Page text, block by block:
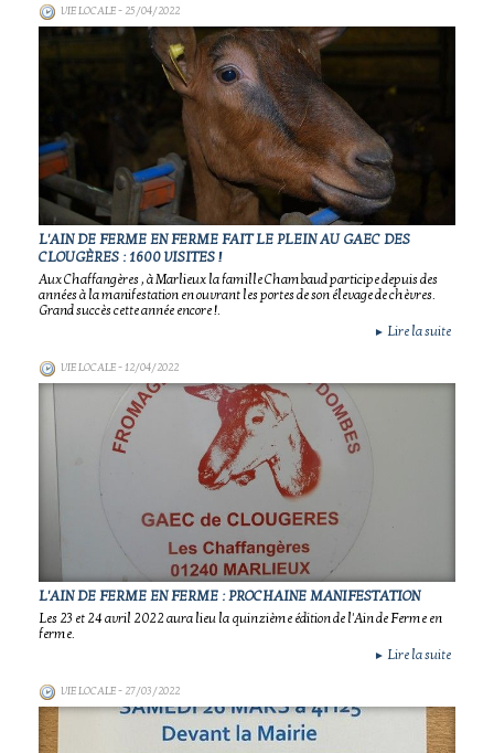
VIE LOCALE- 25/04/2022
L'AIN DE FERME EN FERME FAIT LE PLEIN AU GAEC DES
CLOUGÈRES : 1600 VISITES !
Aux Chaffangères , à Marlieux la famille Chambaud participe depuis des
années à la manifestation en ouvrant les portes de son élevage de chèvres.
Grand succès cette année encore !.
► Lire la suite
VIE LOCALE- 12/04/2022
L'AIN DE FERME EN FERME : PROCHAINE MANIFESTATION
Les 23 et 24 avril 2022 aura lieu la quinzième édition de l'Ain de Ferme en
ferme.
► Lire la suite
VIE LOCALE- 27/03/2022